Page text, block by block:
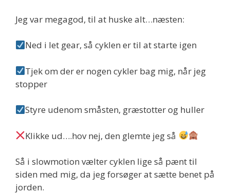
Jeg var megagod, til at huske alt…næsten:
Ned i let gear, så cyklen er til at starte igen
Tjek om der er nogen cykler bag mig, når jeg
stopper
Styre udenom småsten, græstotter og huller
Klikke ud….hov nej, den glemte jeg så
Så i slowmotion vælter cyklen lige så pænt til
siden med mig, da jeg forsøger at sætte benet på
jorden.